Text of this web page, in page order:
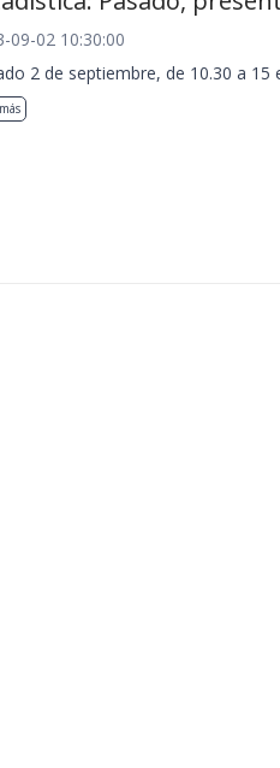
09-02 10:30:00
2 de septiembre, de 10.30 a 15